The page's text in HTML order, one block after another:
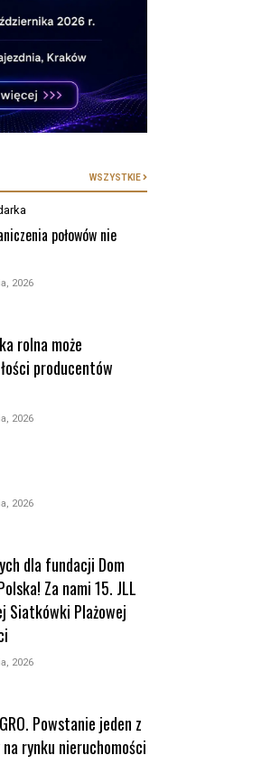
WSZYSTKIE
połowów nie
2026
rolna może
producentów
2026
2026
dla fundacji Dom
Za nami 15. JLL
Siatkówki Plażowej
2026
Powstanie jeden z
rynku nieruchomości